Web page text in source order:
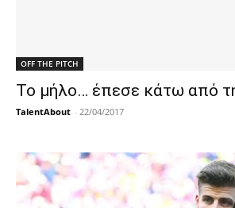
OFF THE PITCH
Το μήλο… έπεσε κάτω από
TalentAbout - 22/04/2017